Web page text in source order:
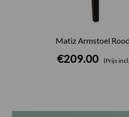
Matiz Armstoel
€209.00 (Prijs